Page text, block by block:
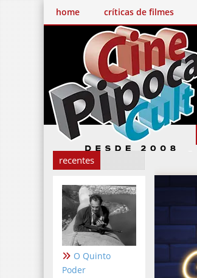
home críticas de filmes
recentes
O Quinto
Poder